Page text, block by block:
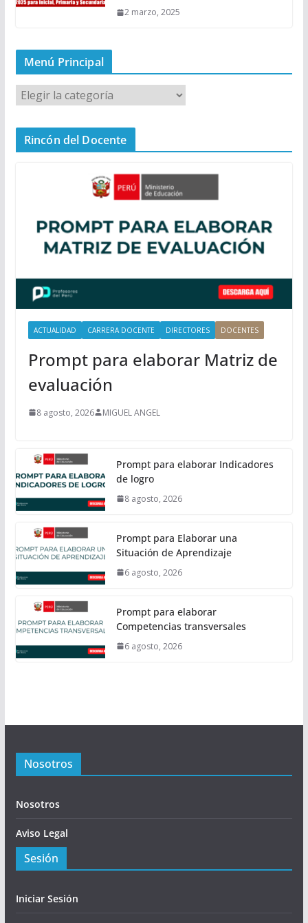
2 marzo, 2025
Menú Principal
M
n
a
Rincón del Docente
ACTUALIDAD CARRERA DOCENTE DIRECTORES DOCENTES
Prompt para elaborar Matriz de
evaluación
8 agosto, 2026 MIGUEL ANGEL
Prompt para elaborar Indicadores
de logro
8 agosto, 2026
Prompt para Elaborar una
Situación de Aprendizaje
6 agosto, 2026
Prompt para elaborar
Competencias transversales
6 agosto, 2026
Nosotros
Nosotros
Aviso Legal
Sesión
Iniciar Sesión